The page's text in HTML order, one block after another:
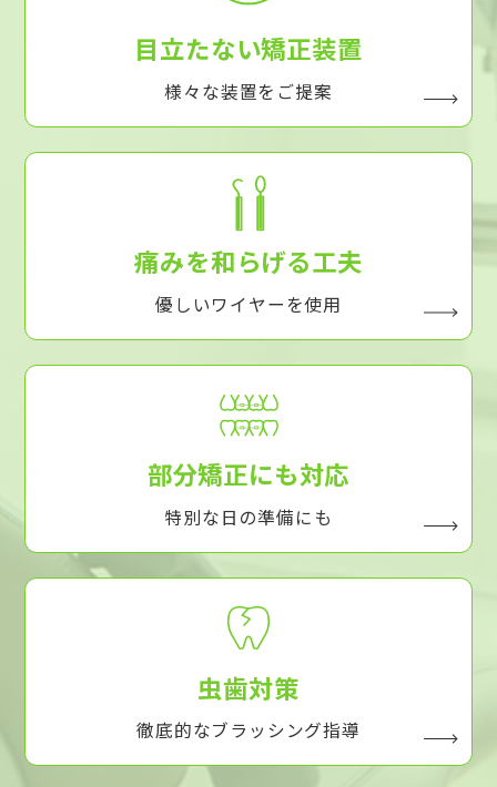
目立たない矯正装置
様々な装置をご提案
痛みを和らげる工夫
優しいワイヤーを使用
部分矯正にも対応
特別な日の準備にも
虫歯対策
徹底的なブラッシング指導